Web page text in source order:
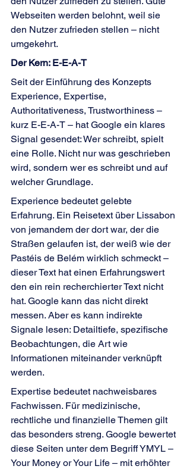
Webseiten werden belohnt, weil sie
den Nutzer zufrieden stellen – nicht
umgekehrt.
Der Kern: E-E-A-T
Seit der Einführung des Konzepts
Experience, Expertise,
Authoritativeness, Trustworthiness –
kurz E-E-A-T – hat Google ein klares
Signal gesendet: Wer schreibt, spielt
eine Rolle. Nicht nur was geschrieben
wird, sondern wer es schreibt und auf
welcher Grundlage.
Experience bedeutet gelebte
Erfahrung. Ein Reisetext über Lissabon
von jemandem der dort war, der die
Straßen gelaufen ist, der weiß wie der
Pastéis de Belém wirklich schmeckt –
dieser Text hat einen Erfahrungswert
den ein rein recherchierter Text nicht
hat. Google kann das nicht direkt
messen. Aber es kann indirekte
Signale lesen: Detailtiefe, spezifische
Beobachtungen, die Art wie
Informationen miteinander verknüpft
werden.
Expertise bedeutet nachweisbares
Fachwissen. Für medizinische,
rechtliche und finanzielle Themen gilt
das besonders streng. Google bewertet
diese Seiten unter dem Begriff YMYL –
Your Money or Your Life – mit erhöhter